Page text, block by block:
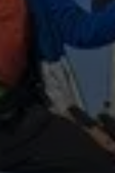
© Copyright: